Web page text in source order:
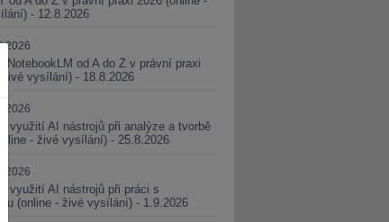
- 12.8.2026
a NotebookLM od A do Z v právní praxi
živé vysílání) - 18.8.2026
využití AI nástrojů při analýze a tvorbě
- živé vysílání) - 25.8.2026
využití AI nástrojů při práci s
(online - živé vysílání) - 1.9.2026